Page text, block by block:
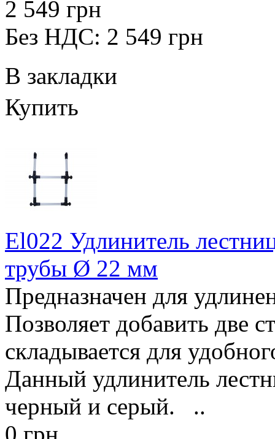
2 549 грн
Без НДС: 2 549 грн
В закладки
Купить
El022 Удлинитель
трубы Ø 22 мм
Предназначен для
Позволяет добавить две
складывается для
Данный удлинитель
черный и серый. ..
0 грн